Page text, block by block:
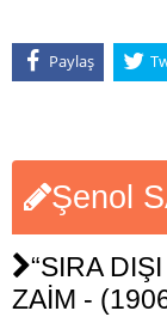
Paylaş
Şenol
“SIRA
ZAİM -